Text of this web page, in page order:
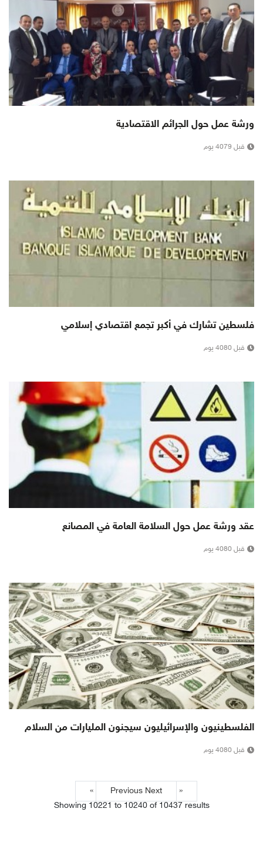
ورشة عمل حول الجرائم الاقتصادية
قبل 4079 يوم
فلسطين تشارك في أكبر تجمع اقتصادي إسلامي
قبل 4080 يوم
عقد ورشة عمل حول السلامة العامة في المصانع
قبل 4080 يوم
الفلسطينيون والإسرائيليون سيجنون المليارات من السلام
قبل 4080 يوم
« Previous
Next »
Showing10221 to10240 of10437 results